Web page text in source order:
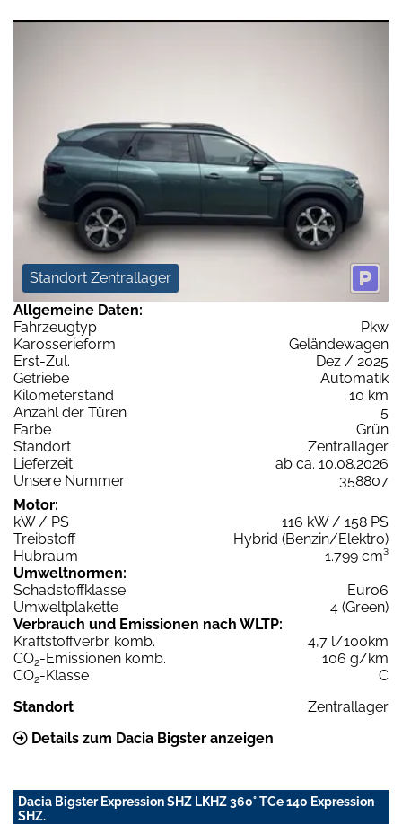
Standort Zentrallager
Allgemeine Daten:
Fahrzeugtyp
Pkw
Karosserieform
Geländewagen
Erst-Zul.
Dez / 2025
Getriebe
Automatik
Kilometerstand
10 km
Anzahl der Türen
5
Farbe
Grün
Standort
Zentrallager
Lieferzeit
ab ca. 10.08.2026
Unsere Nummer
358807
Motor:
kW / PS
116 kW / 158 PS
Treibstoff
Hybrid (Benzin/Elektro)
Hubraum
1.799 cm³
Umweltnormen:
Schadstoffklasse
Euro6
Umweltplakette
4 (Green)
Verbrauch und Emissionen nach WLTP:
Kraftstoffverbr. komb.
4,7 l/100km
CO2-Emissionen komb.
106 g/km
CO2-Klasse
C
Standort
Zentrallager
Details zum Dacia Bigster anzeigen
Dacia Bigster Expression SHZ LKHZ 360° TCe 140 Expression
SHZ.